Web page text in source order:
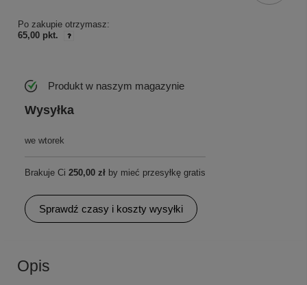
Po zakupie otrzymasz:
65,00 pkt.
Produkt w naszym magazynie
Wysyłka
we wtorek
Brakuje Ci 250,00 zł by mieć przesyłkę gratis
Sprawdź czasy i koszty wysyłki
Opis